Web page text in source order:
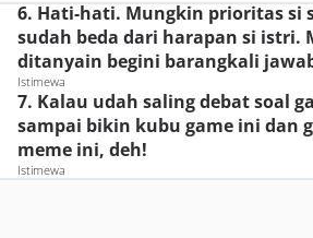
6. Hati-hati. Mungkin prioritas si
sudah beda dari harapan si istri.
ditanyain begini barangkali
Istimewa
7. Kalau udah saling debat soal
sampai bikin kubu game ini dan
meme ini, deh!
Istimewa